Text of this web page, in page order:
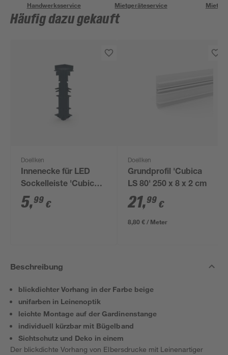
Handwerksservice Mietgeräteservice
Häufig dazu gekauft
Doellken
Innenecke für LED
Sockelleiste 'Cubica
LS 80' anthrazit
5,99 €
Doellken
Grundprofil 'Cubica
LS 80' 250 x 8 x 2 cm
21,99 €
8,80 € / Meter
Beschreibung
blickdichter Vorhang in der Farbe beige
unifarben in Leinenoptik
leichte Montage auf der Gardinenstange
individuell kürzbar mit Bügelband
Sichtschutz und Deko in einem
Der blickdichte Vorhang von Elbersdrucke mit Leinenartiger